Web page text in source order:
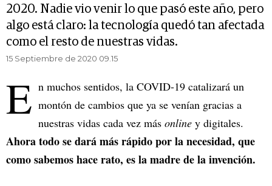
2020. Nadie vio venir lo que pasó este año, pero
algo está claro: la tecnología quedó tan afectada
como el resto de nuestras vidas.
15 Septiembre de 2020 09.15
E n muchos sentidos, la COVID-19 catalizará un
montón de cambios que ya se venían gracias a
nuestras vidas cada vez más online y digitales.
Ahora todo se dará más rápido por la necesidad, que
como sabemos hace rato, es la madre de la invención.